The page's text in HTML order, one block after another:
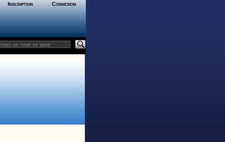
Inscription Connexion